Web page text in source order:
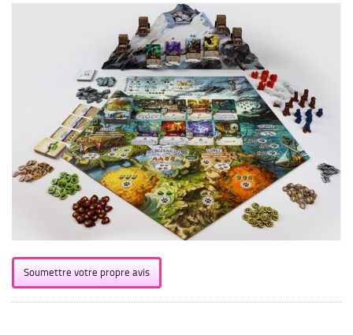
Soumettre votre propre avis